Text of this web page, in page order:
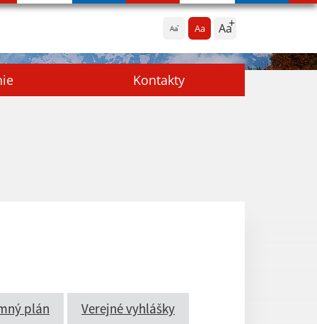
Aa Aa Aa
Kontakty
plán Verejné vyhlášky